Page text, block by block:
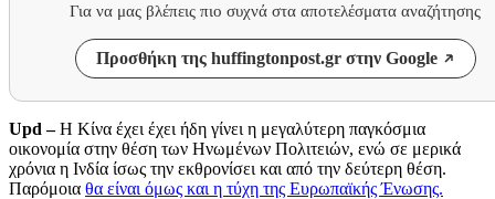
Για να μας βλέπεις πιο συχνά στα αποτελέσματα αναζήτησης
Προσθήκη της huffingtonpost.gr στην Google
Upd –Η Κίνα έχει έχει ήδη γίνει η μεγαλύτερη παγκόσμια
οικονομία στην θέση των Ηνωμένων Πολιτειών, ενώ σε μερικά
χρόνια η Ινδία ίσως την εκθρονίσει και από την δεύτερη θέση.
Παρόμοια θα είναι όμως και η τύχη της Ευρωπαϊκής Ένωσης.